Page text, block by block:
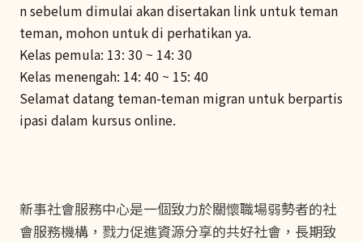
n sebelum dimulai akan disertakan link untuk teman
teman, mohon untuk di perhatikan ya.
Kelas pemula: 13: 30 ~ 14: 30
Kelas menengah: 14: 40 ~ 15: 40
Selamat datang teman-teman migran untuk berpartis
ipasi dalam kursus online.
新事社會服務中心是一個致力於關懷職場弱勢者的社
會服務機構，戮力促進資源分享的共好社會，長期致